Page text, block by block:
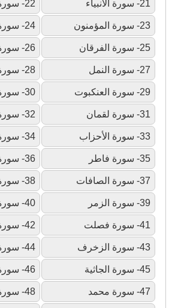
21- سورة الأنبياء 22- سورة الحج
23- سورة المؤمنون 24- سورة النور
25- سورة الفرقان 26- سورة الشعراء
27- سورة النمل 28- سورة القصص
29- سورة العنكبوت 30- سورة الروم
31- سورة لقمان 32- سورة السجدة
33- سورة الأحزاب 34- سورة سبأ
35- سورة فاطر 36- سورة يس
37- سورة الصافات 38- سورة ص
39- سورة الزمر 40- سورة غافر
41- سورة فصلت 42- سورة الشورى
43- سورة الزخرف 44- سورة الدخان
45- سورة الجاثية 46- سورة الأحقاف
47- سورة محمد 48- سورة الفتح